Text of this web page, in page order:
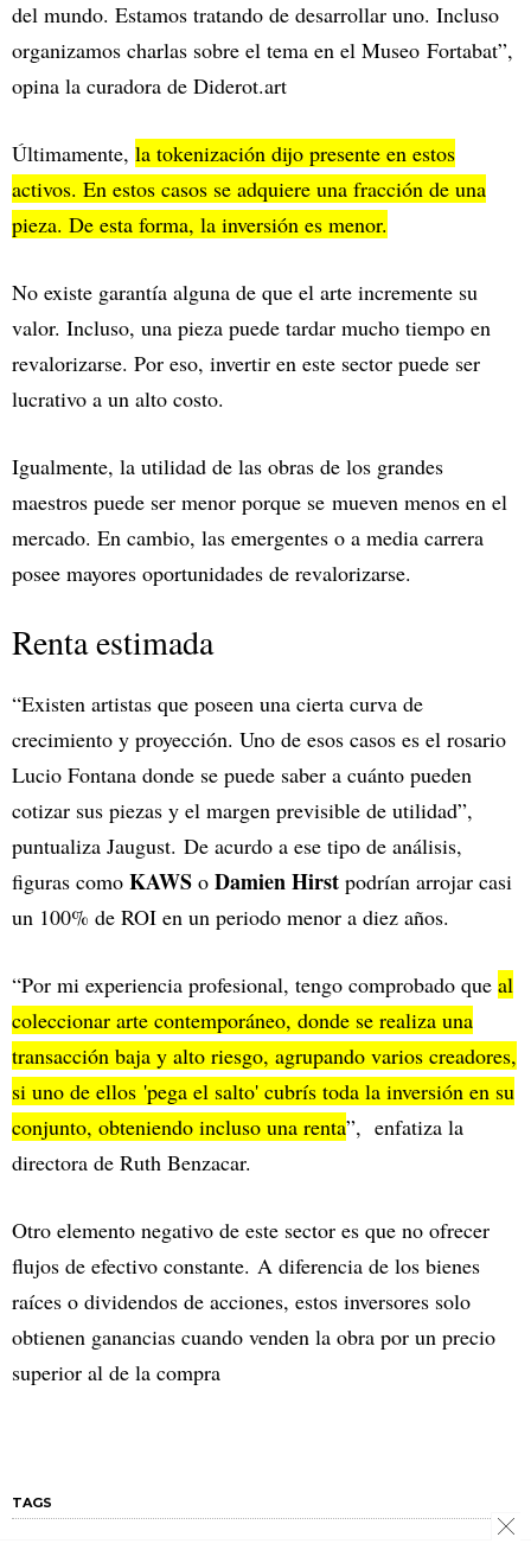
del mundo. Estamos tratando de desarrollar uno. Incluso
organizamos charlas sobre el tema en el Museo Fortabat”,
opina la curadora de Diderot.art
Últimamente, la tokenización dijo presente en estos
activos. En estos casos se adquiere una fracción de una
pieza. De esta forma, la inversión es menor.
No existe garantía alguna de que el arte incremente su
valor. Incluso, una pieza puede tardar mucho tiempo en
revalorizarse. Por eso, invertir en este sector puede ser
lucrativo a un alto costo.
Igualmente, la utilidad de las obras de los grandes
maestros puede ser menor porque se mueven menos en el
mercado. En cambio, las emergentes o a media carrera
posee mayores oportunidades de revalorizarse.
Renta estimada
“Existen artistas que poseen una cierta curva de
crecimiento y proyección. Uno de esos casos es el rosario
Lucio Fontana donde se puede saber a cuánto pueden
cotizar sus piezas y el margen previsible de utilidad”,
puntualiza Jaugust. De acurdo a ese tipo de análisis,
figuras como KAWS o Damien Hirst podrían arrojar casi
un 100% de ROI en un periodo menor a diez años.
“Por mi experiencia profesional, tengo comprobado que al
coleccionar arte contemporáneo, donde se realiza una
transacción baja y alto riesgo, agrupando varios creadores,
si uno de ellos 'pega el salto' cubrís toda la inversión en su
conjunto, obteniendo incluso una renta”, enfatiza la
directora de Ruth Benzacar.
Otro elemento negativo de este sector es que no ofrecer
flujos de efectivo constante. A diferencia de los bienes
raíces o dividendos de acciones, estos inversores solo
obtienen ganancias cuando venden la obra por un precio
superior al de la compra
TAGS